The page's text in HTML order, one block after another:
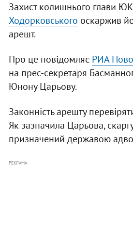
Захист колишнього глави
Ходорковського оскаржив
арешт.
Про це повідомляє РИА
на прес-секретаря
Юнону Царьову.
Законність арешту
Як зазначила Царьова,
призначений державою
РЕКЛАМА